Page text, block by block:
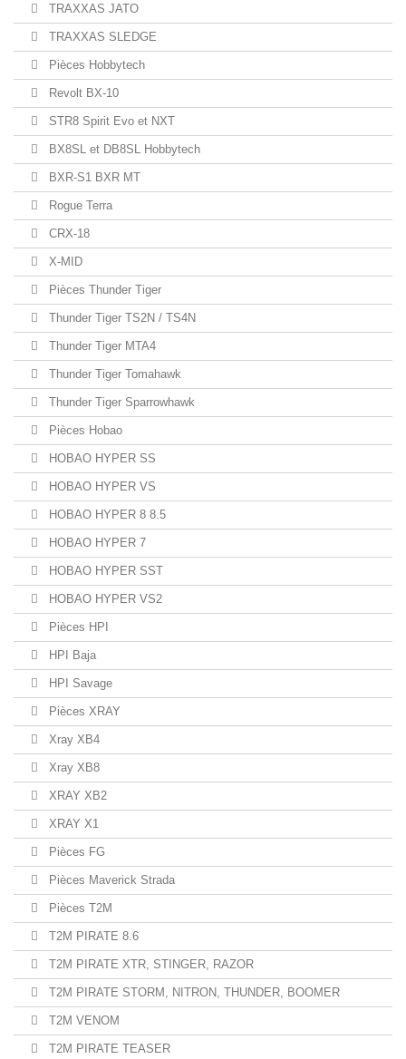
TRAXXAS JATO
TRAXXAS SLEDGE
Pièces Hobbytech
Revolt BX-10
STR8 Spirit Evo et NXT
BX8SL et DB8SL Hobbytech
BXR-S1 BXR MT
Rogue Terra
CRX-18
X-MID
Pièces Thunder Tiger
Thunder Tiger TS2N / TS4N
Thunder Tiger MTA4
Thunder Tiger Tomahawk
Thunder Tiger Sparrowhawk
Pièces Hobao
HOBAO HYPER SS
HOBAO HYPER VS
HOBAO HYPER 8 8.5
HOBAO HYPER 7
HOBAO HYPER SST
HOBAO HYPER VS2
Pièces HPI
HPI Baja
HPI Savage
Pièces XRAY
Xray XB4
Xray XB8
XRAY XB2
XRAY X1
Pièces FG
Pièces Maverick Strada
Pièces T2M
T2M PIRATE 8.6
T2M PIRATE XTR, STINGER, RAZOR
T2M PIRATE STORM, NITRON, THUNDER, BOOMER
T2M VENOM
T2M PIRATE TEASER